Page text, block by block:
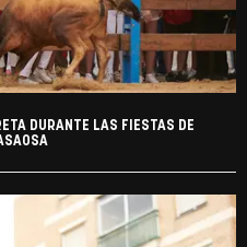
DURANTE LAS FIESTAS DE